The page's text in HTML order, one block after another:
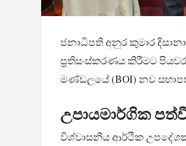
ජනාධිපති අනුර කුමාර
ප්‍රතිසංස්කරණය කිරීමට
මණ්ඩලයේ (BOI) නව
උපායමාර්ගික
විශ්වාසනීය ආර්ථික